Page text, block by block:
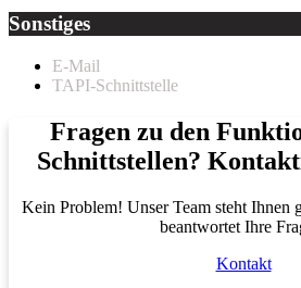
Sonstiges
E-Mail
TAPI-Schnittstelle
Fragen zu den
Schnittstellen?
Kein Problem! Unser Team steht Ihnen
beantwortet Ihre
Kontakt